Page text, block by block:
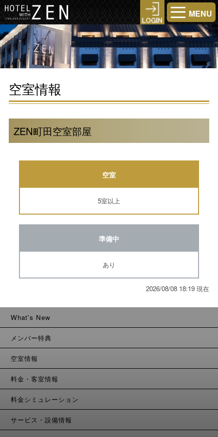
MENU
空室情報
ZEN町田空室部屋
空室
5室以上
準備中
あり
2026/08/08 18:19 現在
What's New
メンバー特典
空室情報
料金・客室情報
料金シミュレーション
サービス・設備情報